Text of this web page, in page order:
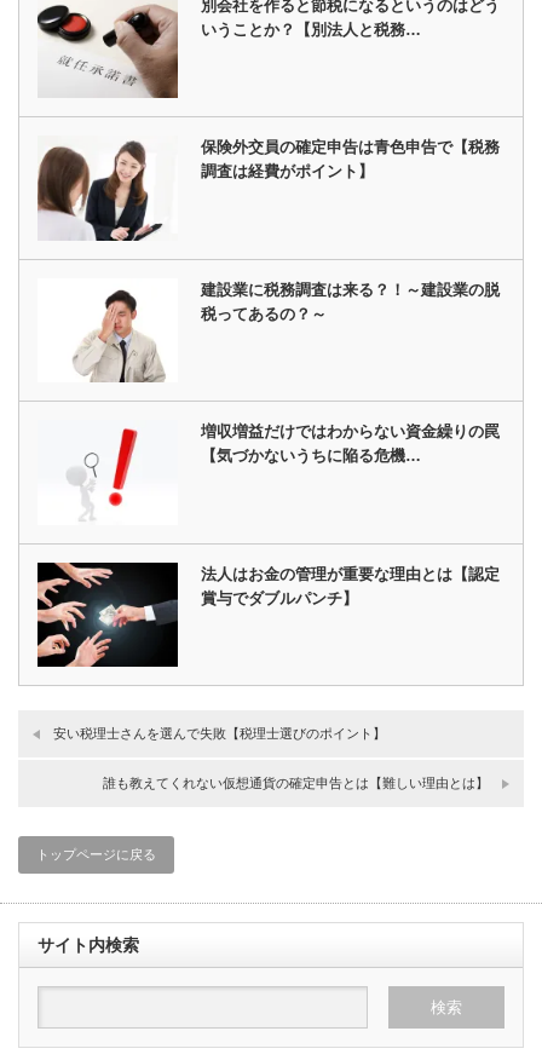
別会社を作ると節税になるというのはどう
いうことか？【別法人と税務…
保険外交員の確定申告は青色申告で【税務
調査は経費がポイント】
建設業に税務調査は来る？！～建設業の脱
税ってあるの？～
増収増益だけではわからない資金繰りの罠
【気づかないうちに陥る危機…
法人はお金の管理が重要な理由とは【認定
賞与でダブルパンチ】
安い税理士さんを選んで失敗【税理士選びのポイント】
誰も教えてくれない仮想通貨の確定申告とは【難しい理由とは】
トップページに戻る
サイト内検索